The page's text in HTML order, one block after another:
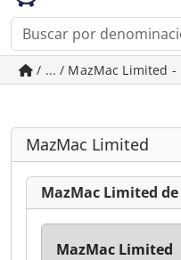
/ ... / MazMac Limited
MazMac Limited
MazMac Limited
MazMac Limited